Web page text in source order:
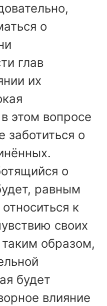
о
глав
их
этом вопросе
заботиться о
о
равным
к
своих
образом,
будет
влияние